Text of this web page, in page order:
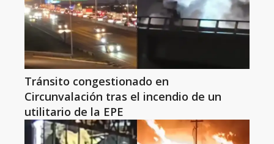
Tránsito congestionado en
Circunvalación tras el incendio de un
utilitario de la EPE